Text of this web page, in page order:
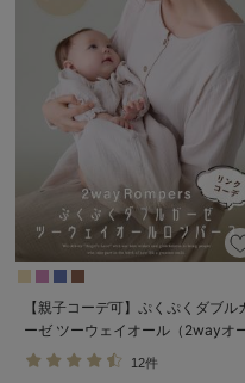
【親子コーデ可】ぷくぷくダブル
ーゼ ツーウェイオール（2wayオ
ル） ロンパース
12件